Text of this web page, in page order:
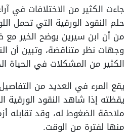
جاءت الكثير من الاختلافات في
حلم النقود الورقية التي تحمل
من أن ابن سيرين يوضح الخير مع
وجهات نظر متناقضة، وتبين أن
الكثير من المشكلات في الحياة
يقع المرء في العديد من
يقظته إذا شاهد النقود الورقية
ملاحقة الضغوط له، وقد تقابله
منها لفترة من الوقت.